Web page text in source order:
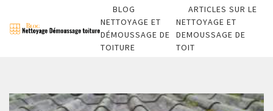
BLOG
NETTOYAGE ET
DÉMOUSSAGE DE
TOITURE
ARTICLES SUR LE
NETTOYAGE ET
DEMOUSSAGE DE
TOIT